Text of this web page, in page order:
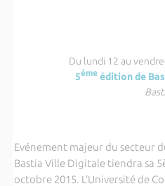
Du lundi 12 au
5ème édition de
Evénement majeur du secteur
Bastia Ville Digitale tiendra sa
octobre 2015. L’Université de